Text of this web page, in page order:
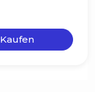
Kaufen